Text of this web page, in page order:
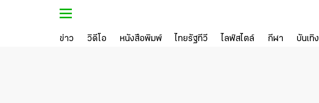
ข่าว วิดีโอ หนังสือพิมพ์ ไทยรัฐทีวี ไลฟ์สไตล์ กีฬา บันเทิง